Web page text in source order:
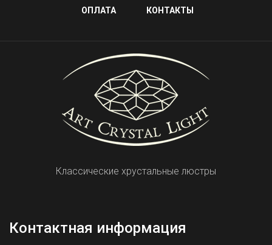
ОПЛАТА КОНТАКТЫ
Классические хрустальные люстры
Контактная информация